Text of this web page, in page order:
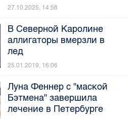
27.10.2025, 14:58
В Северной Каролине
аллигаторы вмерзли в
лед
25.01.2019, 16:06
Луна Феннер с "маской
Бэтмена" завершила
лечение в Петербурге